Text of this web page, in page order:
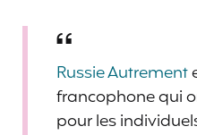
Russie Autrement
francophone qui
pour les